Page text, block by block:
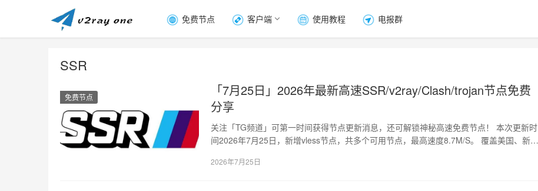
免费节点 客户端 使用教程 电报群
SSR
免费节点
「7月25日」2026年最新高速SSR/v2ray/Clash/trojan节点免费
分享
关注「TG频道」可第一时间获得节点更新消息，还可解锁神秘高速免费节点！ 本次更新时
间2026年7月25日，新增vless节点，共多个可用节点，最高速度8.7M/S。 覆盖美国、新
2026年7月25日